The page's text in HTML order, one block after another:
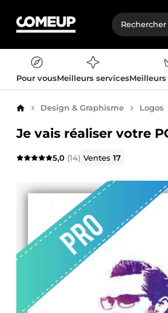
Pour vousMeilleurs services
AccueilDesign & Graphisme Logos
Je vais réaliser votre
5,0 (14) Ventes17